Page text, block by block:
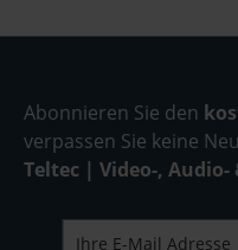
Abonnieren Sie den
verpassen Sie keine
Teltec | Video-,